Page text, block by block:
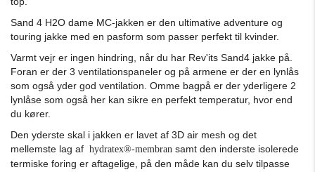
Sand 4 H2O dame MC-jakken er den ultimative adventure og
touring jakke med en pasform som passer perfekt til kvinder.
Varmt vejr er ingen hindring, når du har Rev'its Sand4 jakke på.
Foran er der 3 ventilationspaneler og på armene er der en lynlås
som også yder god ventilation. Omme bagpå er der yderligere 2
lynlåse som også her kan sikre en perfekt temperatur, hvor end
du kører.
Den yderste skal i jakken er lavet af 3D air mesh og det
mellemste lag af hydratex®-membran samt den inderste isolerede
termiske foring er aftagelige, på den måde kan du selv tilpasse